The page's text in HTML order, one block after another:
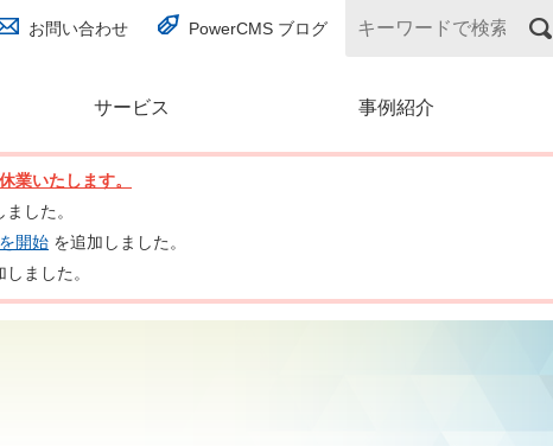
お問い合わせ PowerCMS ブログ
サービス 事例紹介
(別ウィンドウで開く)
業いたします。
した。
開始 を追加しました。
しました。